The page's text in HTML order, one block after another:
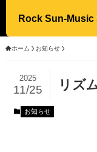
Rock Sun-Music
ホーム お知らせ
リズ
2025
11/25
お知らせ